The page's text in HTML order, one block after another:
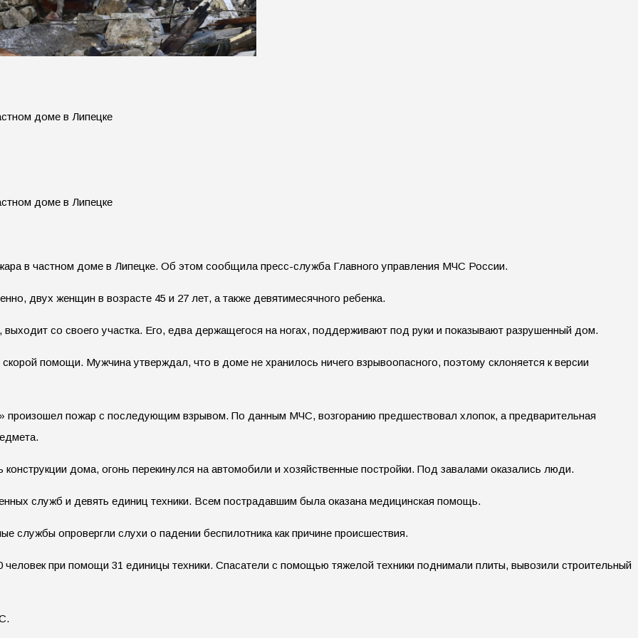
в частном доме в Липецке. Об этом сообщила пресс-служба Главного управления МЧС России.
двух женщин в возрасте 45 и 27 лет, а также девятимесячного ребенка.
со своего участка. Его, едва держащегося на ногах, поддерживают под руки и показывают разрушенный дом.
помощи. Мужчина утверждал, что в доме не хранилось ничего взрывоопасного, поэтому склоняется к версии
произошел пожар с последующим взрывом. По данным МЧС, возгоранию предшествовал хлопок, а предварительная
дома, огонь перекинулся на автомобили и хозяйственные постройки. Под завалами оказались люди.
служб и девять единиц техники. Всем пострадавшим была оказана медицинская помощь.
службы опровергли слухи о падении беспилотника как причине происшествия.
при помощи 31 единицы техники. Спасатели с помощью тяжелой техники поднимали плиты, вывозили строительный